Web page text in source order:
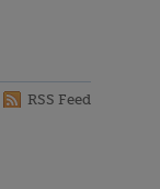
RSS Feed